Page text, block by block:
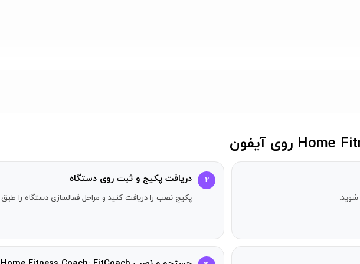
فعال‌تر بودن
شکم، باسن، پاها، دست‌ها.
و غیره را وارد کنید.
براساس پیشرفت و بازخورد شما به‌روزرسانی خواهد شد (آیا تمرینات قبلی برای شما
شوید.
۲ دریافت پکیج و ثبت روی دستگاه
پکیج نصب را دریافت کنید و مراحل فعالسازی دستگاه را طبق